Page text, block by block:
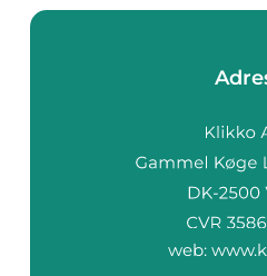
web: